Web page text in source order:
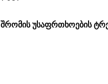
შრომის უსაფრთხოების